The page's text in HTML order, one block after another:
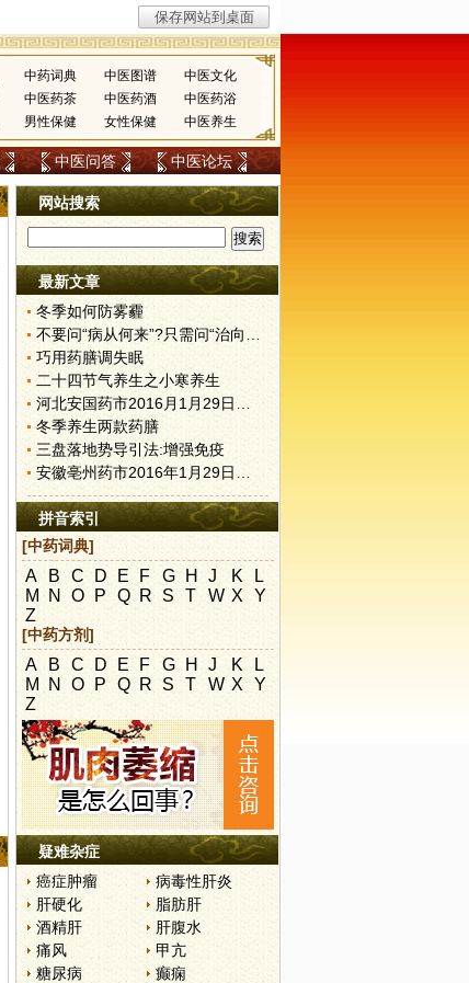
中药词典 中医图谱
中医文化
中医药茶 中医药酒
中医药浴
男性保健 女性保健 中医养生
中医问答 中医论坛
网站搜索
最新文章
冬季如何防雾霾
不要问“病从何来”?只需问“治向何去”?
巧用药膳调失眠
二十四节气养生之小寒养生
河北安国药市2016月1月29日快讯
冬季养生两款药膳
三盘落地势导引法:增强免疫
安徽亳州药市2016年1月29日快讯
拼音索引
[中药词典]
A B C D E F G H J K
L
M N O P Q R S T W X
Y
Z
[中药方剂]
A B C D E F G H J K
L
M N O P Q R S T W X
Y
Z
疑难杂症
癌症肿瘤
病毒性肝炎
肝硬化
脂肪肝
酒精肝
肝腹水
痛风
甲亢
糖尿病
癫痫